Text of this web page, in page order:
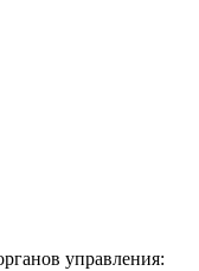
управления: